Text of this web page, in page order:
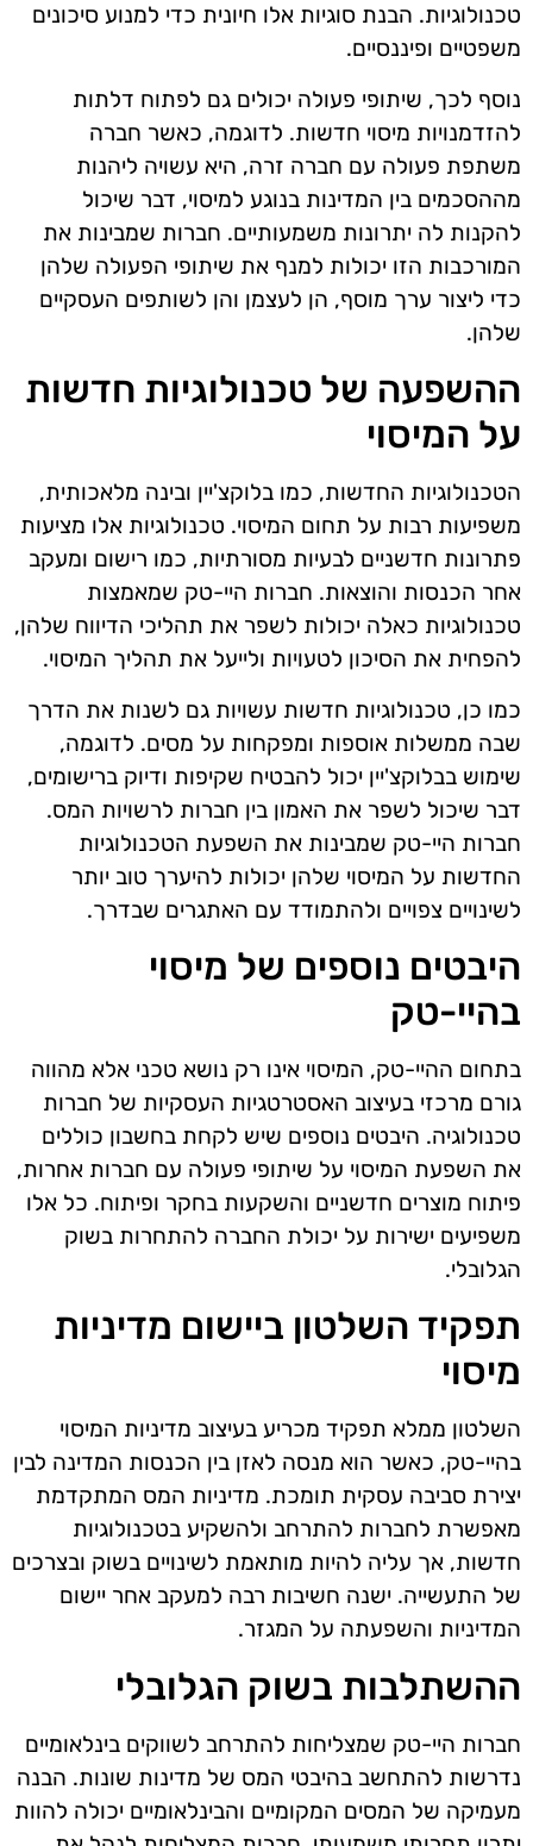
טכנולוגיות. הבנת סוגיות אלו חיונית כדי למנוע סיכונים
משפטיים ופיננסיים.
נוסף לכך, שיתופי פעולה יכולים גם לפתוח דלתות
להזדמנויות מיסוי חדשות. לדוגמה, כאשר חברה
משתפת פעולה עם חברה זרה, היא עשויה ליהנות
מההסכמים בין המדינות בנוגע למיסוי, דבר שיכול
להקנות לה יתרונות משמעותיים. חברות שמבינות את
המורכבות הזו יכולות למנף את שיתופי הפעולה שלהן
כדי ליצור ערך מוסף, הן לעצמן והן לשותפים העסקיים
שלהן.
ההשפעה של טכנולוגיות חדשות
על המיסוי
הטכנולוגיות החדשות, כמו בלוקצ'יין ובינה מלאכותית,
משפיעות רבות על תחום המיסוי. טכנולוגיות אלו מציעות
פתרונות חדשניים לבעיות מסורתיות, כמו רישום ומעקב
אחר הכנסות והוצאות. חברות היי-טק שמאמצות
טכנולוגיות כאלה יכולות לשפר את תהליכי הדיווח שלהן,
להפחית את הסיכון לטעויות ולייעל את תהליך המיסוי.
כמו כן, טכנולוגיות חדשות עשויות גם לשנות את הדרך
שבה ממשלות אוספות ומפקחות על מסים. לדוגמה,
שימוש בבלוקצ'יין יכול להבטיח שקיפות ודיוק ברישומים,
דבר שיכול לשפר את האמון בין חברות לרשויות המס.
חברות היי-טק שמבינות את השפעת הטכנולוגיות
החדשות על המיסוי שלהן יכולות להיערך טוב יותר
לשינויים צפויים ולהתמודד עם האתגרים שבדרך.
היבטים נוספים של מיסוי
בהיי-טק
בתחום ההיי-טק, המיסוי אינו רק נושא טכני אלא מהווה
גורם מרכזי בעיצוב האסטרטגיות העסקיות של חברות
טכנולוגיה. היבטים נוספים שיש לקחת בחשבון כוללים
את השפעת המיסוי על שיתופי פעולה עם חברות אחרות,
פיתוח מוצרים חדשניים והשקעות בחקר ופיתוח. כל אלו
משפיעים ישירות על יכולת החברה להתחרות בשוק
הגלובלי.
תפקיד השלטון ביישום מדיניות
מיסוי
השלטון ממלא תפקיד מכריע בעיצוב מדיניות המיסוי
בהיי-טק, כאשר הוא מנסה לאזן בין הכנסות המדינה לבין
יצירת סביבה עסקית תומכת. מדיניות המס המתקדמת
מאפשרת לחברות להתרחב ולהשקיע בטכנולוגיות
חדשות, אך עליה להיות מותאמת לשינויים בשוק ובצרכים
של התעשייה. ישנה חשיבות רבה למעקב אחר יישום
המדיניות והשפעתה על המגזר.
ההשתלבות בשוק הגלובלי
חברות היי-טק שמצליחות להתרחב לשווקים בינלאומיים
נדרשות להתחשב בהיבטי המס של מדינות שונות. הבנה
מעמיקה של המסים המקומיים והבינלאומיים יכולה להוות